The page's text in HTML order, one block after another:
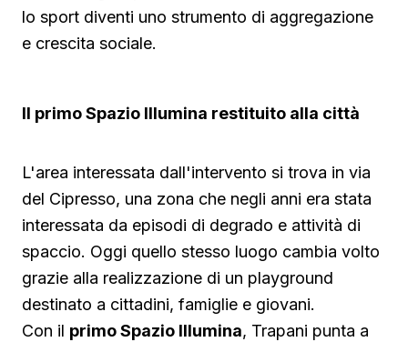
lo sport diventi uno strumento di aggregazione
e crescita sociale.
Il primo Spazio Illumina restituito alla città
L'area interessata dall'intervento si trova in via
del Cipresso, una zona che negli anni era stata
interessata da episodi di degrado e attività di
spaccio. Oggi quello stesso luogo cambia volto
grazie alla realizzazione di un playground
destinato a cittadini, famiglie e giovani.
Con il primo Spazio Illumina, Trapani punta a